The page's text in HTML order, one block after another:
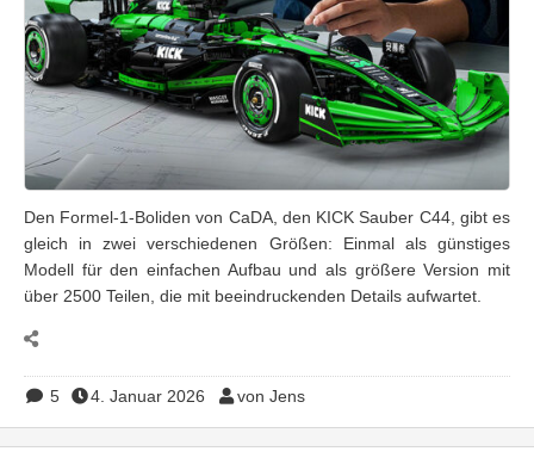
Den Formel-1-Boliden von CaDA, den KICK Sauber C44, gibt es
gleich in zwei verschiedenen Größen: Einmal als günstiges
Modell für den einfachen Aufbau und als größere Version mit
über 2500 Teilen, die mit beeindruckenden Details aufwartet.
5 4. Januar 2026 von Jens